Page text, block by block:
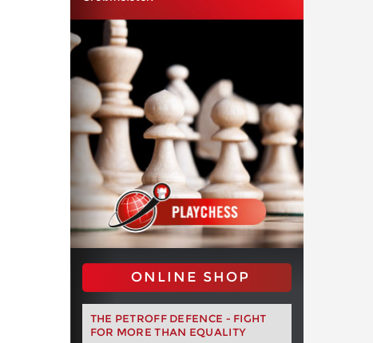
ONLINE SHOP
THE PETROFF DEFENCE - FIGHT
FOR MORE THAN EQUALITY